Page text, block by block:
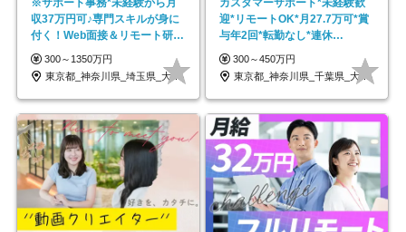
※サポート事務*未経験から月
収37万円可♪専門スキルが身に
付く！Web面接＆リモート研修
も充実♪/a
300～1350万円
東京都_神奈川県_埼玉県_大阪府_愛知県…
カスタマーサポート*未経験歓
迎*リモートOK*月27.7万可*賞
与年2回*転勤なし*連休
OK/ZE010232
300～450万円
東京都_神奈川県_千葉県_大阪府_愛知県…